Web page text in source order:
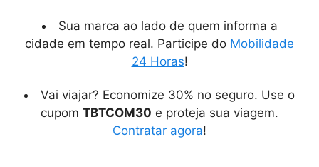
Sua marca ao lado de quem informa a
cidade em tempo real. Participe do Mobilidade
24 Horas!
Vai viajar? Economize 30% no seguro. Use o
cupom TBTCOM30 e proteja sua viagem.
Contratar agora!